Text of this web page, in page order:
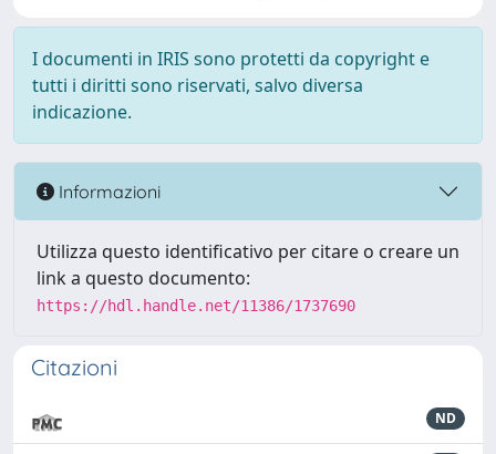
I documenti in IRIS sono protetti da copyright e
tutti i diritti sono riservati, salvo diversa
indicazione.
Informazioni
Utilizza questo identificativo per citare o creare un
link a questo documento:
https://hdl.handle.net/11386/1737690
Citazioni
ND